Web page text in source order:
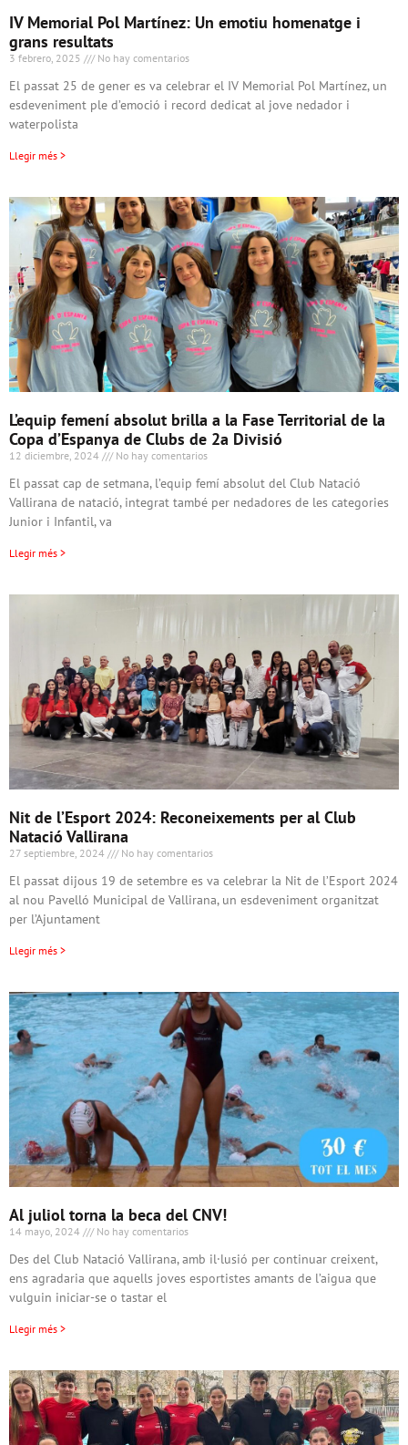
IV Memorial Pol Martínez: Un emotiu homenatge i
grans resultats
3 febrero, 2025 No hay comentarios
El passat 25 de gener es va celebrar el IV Memorial Pol Martínez, un
esdeveniment ple d’emoció i record dedicat al jove nedador i
waterpolista
Llegir més >
L’equip femení absolut brilla a la Fase Territorial de la
Copa d’Espanya de Clubs de 2a Divisió
12 diciembre, 2024 No hay comentarios
El passat cap de setmana, l’equip femí absolut del Club Natació
Vallirana de natació, integrat també per nedadores de les categories
Junior i Infantil, va
Llegir més >
Nit de l’Esport 2024: Reconeixements per al Club
Natació Vallirana
27 septiembre, 2024 No hay comentarios
El passat dijous 19 de setembre es va celebrar la Nit de l’Esport 2024
al nou Pavelló Municipal de Vallirana, un esdeveniment organitzat
per l’Ajuntament
Llegir més >
Al juliol torna la beca del CNV!
14 mayo, 2024 No hay comentarios
Des del Club Natació Vallirana, amb il·lusió per continuar creixent,
ens agradaria que aquells joves esportistes amants de l’aigua que
vulguin iniciar-se o tastar el
Llegir més >